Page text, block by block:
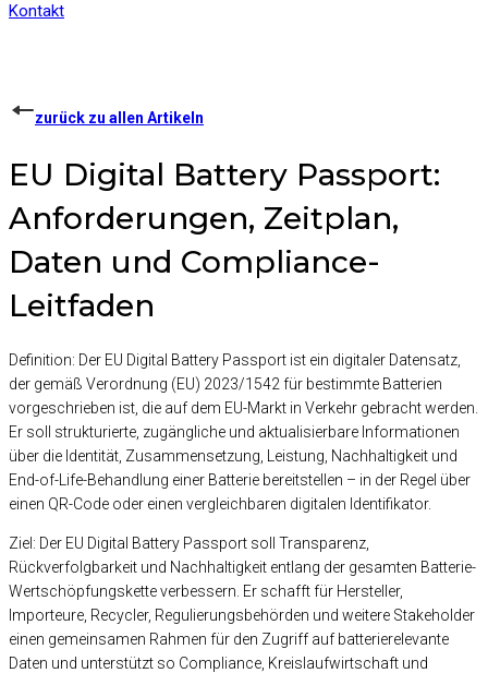
Kontakt
zurück zu allen Artikeln
EU Digital Battery Passport:
Anforderungen, Zeitplan,
Daten und Compliance-
Leitfaden
Definition: Der EU Digital Battery Passport ist ein digitaler Datensatz,
der gemäß Verordnung (EU) 2023/1542 für bestimmte Batterien
vorgeschrieben ist, die auf dem EU-Markt in Verkehr gebracht werden.
Er soll strukturierte, zugängliche und aktualisierbare Informationen
über die Identität, Zusammensetzung, Leistung, Nachhaltigkeit und
End-of-Life-Behandlung einer Batterie bereitstellen – in der Regel über
einen QR-Code oder einen vergleichbaren digitalen Identifikator.
Ziel: Der EU Digital Battery Passport soll Transparenz,
Rückverfolgbarkeit und Nachhaltigkeit entlang der gesamten Batterie-
Wertschöpfungskette verbessern. Er schafft für Hersteller,
Importeure, Recycler, Regulierungsbehörden und weitere Stakeholder
einen gemeinsamen Rahmen für den Zugriff auf batterierelevante
Daten und unterstützt so Compliance, Kreislaufwirtschaft und